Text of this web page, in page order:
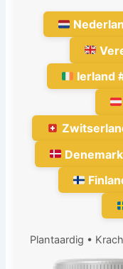
Ierland
Plantaardig •